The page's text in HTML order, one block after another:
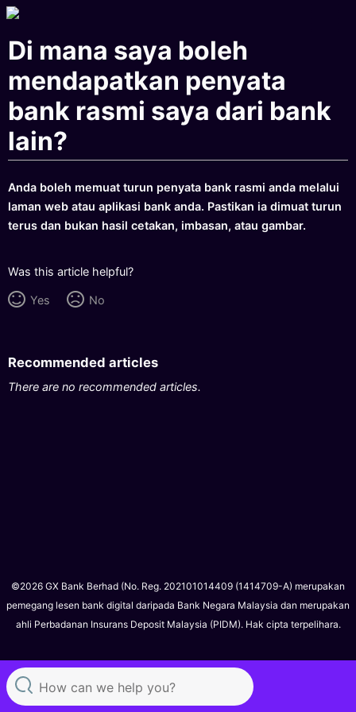
Di mana saya boleh
mendapatkan penyata
bank rasmi saya dari bank
lain?
Anda boleh memuat turun penyata bank rasmi anda melalui
laman web atau aplikasi bank anda. Pastikan ia dimuat turun
terus dan bukan hasil cetakan, imbasan, atau gambar.
Was this article helpful?
Yes No
Recommended articles
There are no recommended articles.
©2026 GX Bank Berhad (No. Reg. 202101014409 (1414709-A) merupakan
pemegang lesen bank digital daripada Bank Negara Malaysia dan merupakan
ahli Perbadanan Insurans Deposit Malaysia (PIDM). Hak cipta terpelihara.